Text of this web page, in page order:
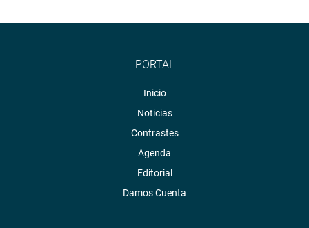
PORTAL
Inicio
Noticias
Contrastes
Agenda
Editorial
Damos Cuenta